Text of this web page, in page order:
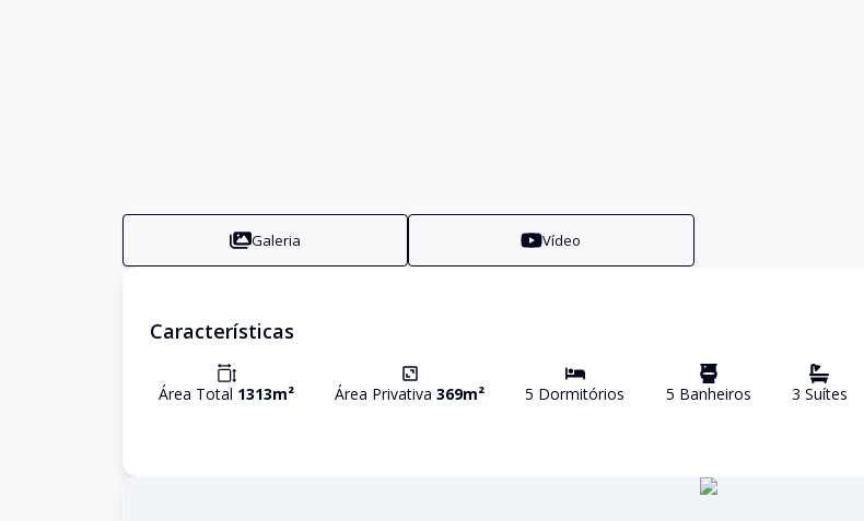
Galeria Vídeo
Características
Área Total 1313m² Área Privativa369m² 5 Dormitórios 5 Banheiros 3 Suítes